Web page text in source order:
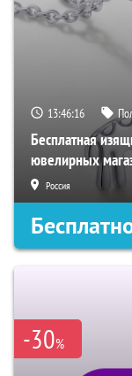
13:46:15
Бесплатная
ювелирных
Россия
-30%